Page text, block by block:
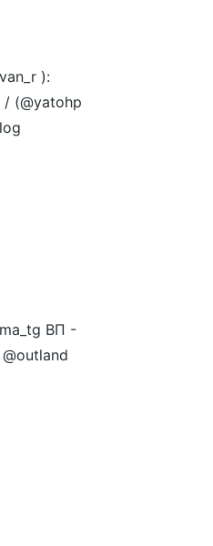
):
/ (@yatohp
ВП -